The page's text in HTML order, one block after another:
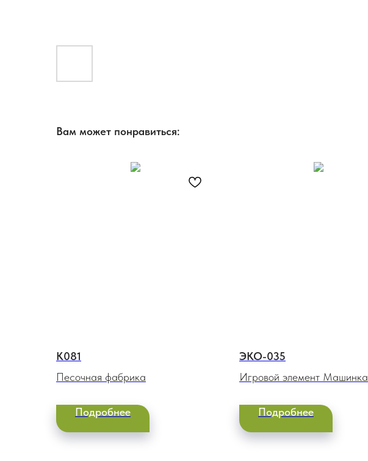
Вам может понравиться:
К081
Песочная фабрика
Подробнее
ЭКО-035
Игровой элемент Машинка
Подробнее